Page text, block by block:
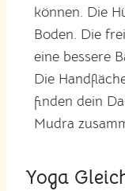
können. Die
Boden. Die
eine bessere
Die
finden dein
Mudra
Yoga